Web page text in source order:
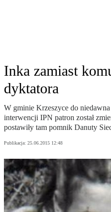
Inka zamiast
dyktatora
W gminie Krzeszyce do
interwencji IPN patron został
postawiły tam pomnik Danuty
Publikacja: 25.06.2015 12:48